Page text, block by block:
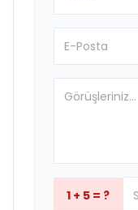
1 + 5 = ?